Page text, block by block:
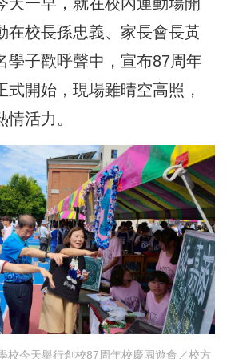
在校長孫忠義、家長會長黃
學子歡呼聲中，宣布87周年
式開始，現場雖晴空高照，
活力。
校今天舉行創校87周年校慶園遊會／校方